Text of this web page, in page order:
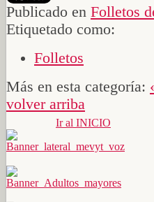
Publicado en Folletos
Etiquetado como:
Folletos
Más en esta categoría:
volver arriba
Ir al INICIO